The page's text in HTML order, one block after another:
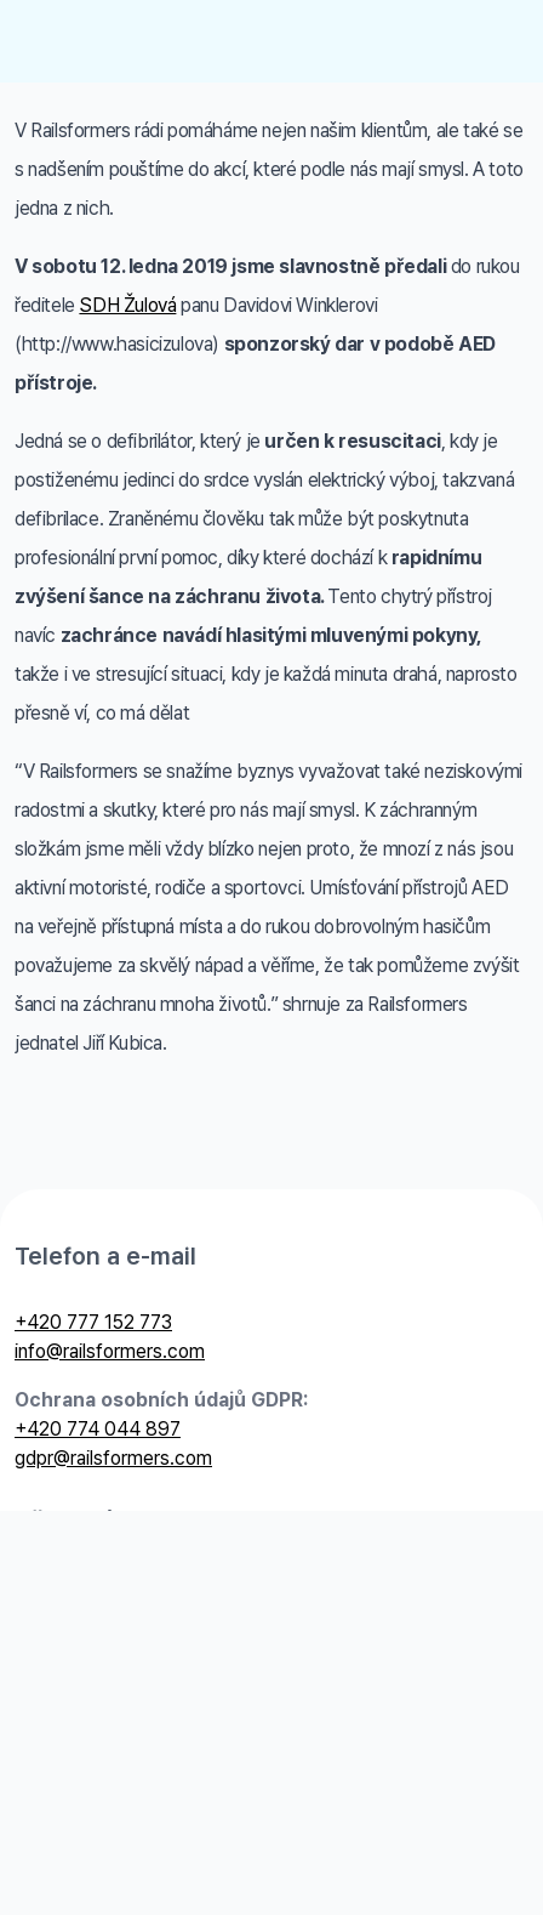
V Railsformers rádi pomáháme nejen našim klientům, ale také se
s nadšením pouštíme do akcí, které podle nás mají smysl. A toto
jedna z nich.
V sobotu 12. ledna 2019 jsme slavnostně předalido rukou
ředitele SDH Žulová panu Davidovi Winklerovi
(http://www.hasicizulova) sponzorský dar v podobě AED
přístroje.
Jedná se o defibrilátor, který je určen k resuscitaci, kdy je
postiženému jedinci do srdce vyslán elektrický výboj, takzvaná
defibrilace. Zraněnému člověku tak může být poskytnuta
profesionální první pomoc, díky které dochází k rapidnímu
zvýšení šance na záchranu života.Tento chytrý přístroj
navíc zachránce navádí hlasitými mluvenými pokyny,
takže i ve stresující situaci, kdy je každá minuta drahá, naprosto
přesně ví, co má dělat
“V Railsformers se snažíme byznys vyvažovat také neziskovými
radostmi a skutky, které pro nás mají smysl. K záchranným
složkám jsme měli vždy blízko nejen proto, že mnozí z nás jsou
aktivní motoristé, rodiče a sportovci. Umísťování přístrojů AED
na veřejně přístupná místa a do rukou dobrovolným hasičům
považujeme za skvělý nápad a věříme, že tak pomůžeme zvýšit
šanci na záchranu mnoha životů.” shrnuje za Railsformers
jednatel Jiří Kubica.
Telefon a e-mail
+420 777 152 773
info@railsformers.com
Ochrana osobních údajů GDPR:
+420 774 044 897
gdpr@railsformers.com
Užitečné odkazy